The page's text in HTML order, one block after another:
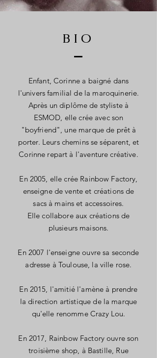
BIO
Enfant, Corinne a baigné dans
l'univers familial de la maroquinerie.
Après un diplôme de styliste à
ESMOD, elle crée avec son
"boyfriend", une marque de prêt à
porter. Leurs chemins se séparent, et
Corinne repart à l'aventure créative.
En 2005, elle crée Rainbow Factory,
enseigne de vente et créations de
sacs à mains et accessoires.
Elle collabore aux créations de
plusieurs maisons.
En 2007 l'enseigne ouvre sa seconde
adresse à Toulouse, la ville rose.
En 2015, l'amitié l'amène à prendre
la direction artistique de la marque
qu'elle renomme Crazy Lou.
En 2017, Rainbow Factory ouvre son
troisième shop, à Bastille, Rue